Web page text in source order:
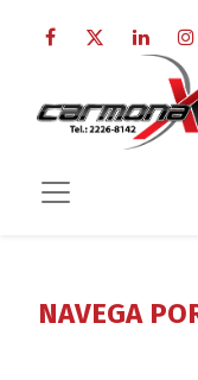
NAVEGA